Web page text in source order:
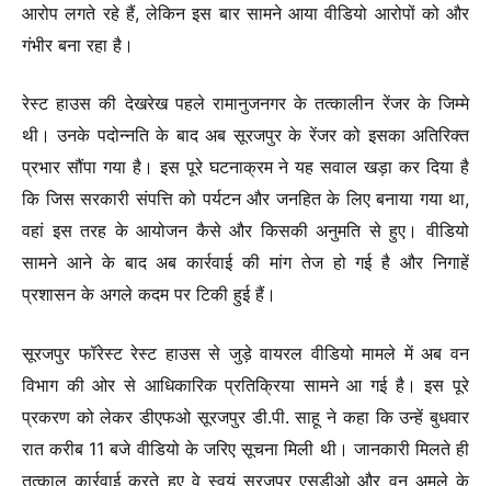
आरोप लगते रहे हैं, लेकिन इस बार सामने आया वीडियो आरोपों को और
गंभीर बना रहा है।
रेस्ट हाउस की देखरेख पहले रामानुजनगर के तत्कालीन रेंजर के जिम्मे
थी। उनके पदोन्नति के बाद अब सूरजपुर के रेंजर को इसका अतिरिक्त
प्रभार सौंपा गया है।इस पूरे घटनाक्रम ने यह सवाल खड़ा कर दिया है
कि जिस सरकारी संपत्ति को पर्यटन और जनहित के लिए बनाया गया था,
वहां इस तरह के आयोजन कैसे और किसकी अनुमति से हुए। वीडियो
सामने आने के बाद अब कार्रवाई की मांग तेज हो गई है और निगाहें
प्रशासन के अगले कदम पर टिकी हुई हैं।
सूरजपुर फॉरेस्ट रेस्ट हाउस से जुड़े वायरल वीडियो मामले में अब वन
विभाग की ओर से आधिकारिक प्रतिक्रिया सामने आ गई है। इस पूरे
प्रकरण को लेकर डीएफओ सूरजपुर डी.पी. साहू ने कहा कि उन्हें बुधवार
रात करीब 11 बजे वीडियो के जरिए सूचना मिली थी। जानकारी मिलते ही
तत्काल कार्रवाई करते हुए वे स्वयं सूरजपुर एसडीओ और वन अमले के